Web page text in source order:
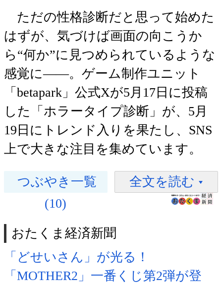
ただの性格診断だと思って始めた
はずが、気づけば画面の向こうか
ら“何か”に見つめられているような
感覚に――。ゲーム制作ユニット
「betapark」公式Xが5月17日に投稿
した「ホラータイプ診断」が、5月
19日にトレンド入りを果たし、SNS
上で大きな注目を集めています。
つぶやき一覧
(10)
全文を読む
おたくま経済新聞
「どせいさん」が光る！
「MOTHER2」一番くじ第2弾が登